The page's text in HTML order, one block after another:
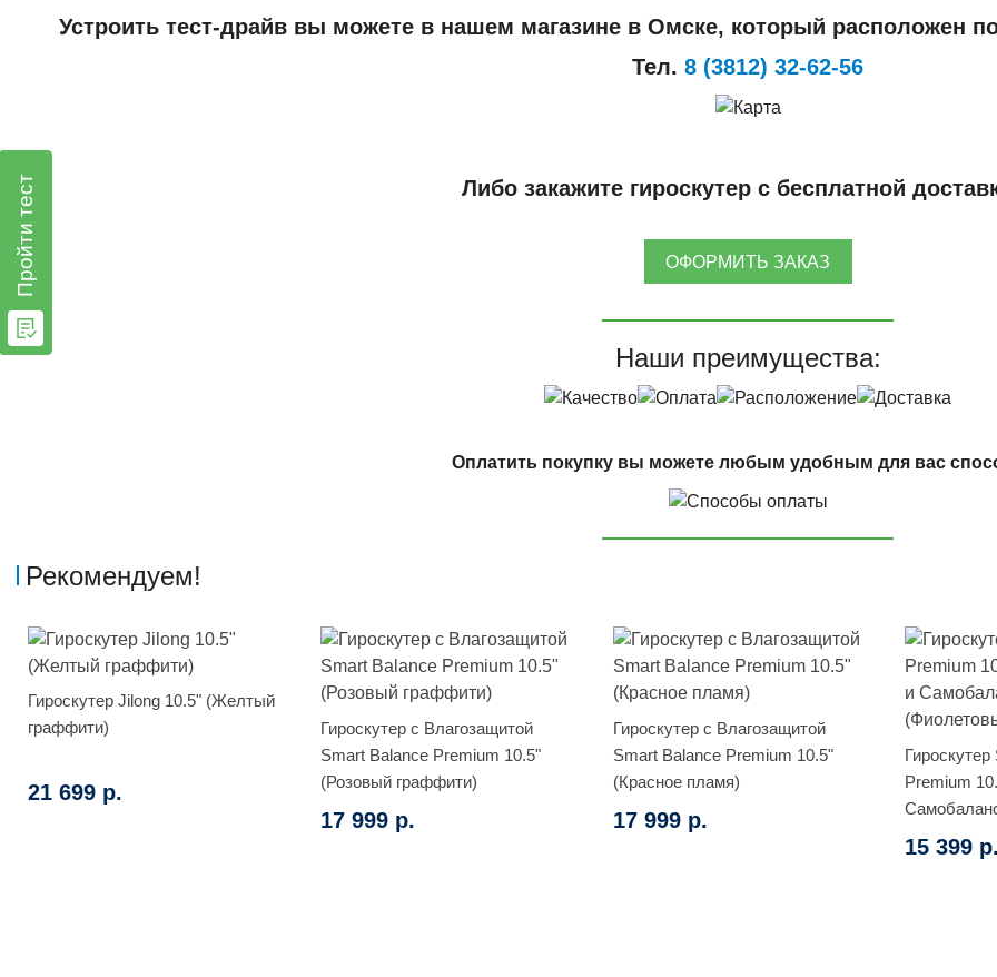
Устроить тест-драйв вы можете в нашем магазине в Омске, который расположен
Тел. 8 (3812) 32-62-56
Либо закажите гироскутер с бесплатной
ОФОРМИТЬ ЗАКАЗ
Наши преимущества:
Оплатить покупку вы можете любым удобным для вас
Рекомендуем!
Гироскутер Jilong 10.5" (Желтый
граффити)
21 699 р.
Гироскутер с Влагозащитой
Smart Balance Premium 10.5"
(Розовый граффити)
17 999 р.
Гироскутер с Влагозащитой
Smart Balance Premium 10.5"
(Красное пламя)
17 999 р.
Premium
15 399 р.
Пройти тест